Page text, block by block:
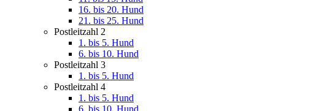
16. bis 20. Hund
21. bis 25. Hund
Postleitzahl 2
1. bis 5. Hund
6. bis 10. Hund
Postleitzahl 3
1. bis 5. Hund
Postleitzahl 4
1. bis 5. Hund
6. bis 10. Hund